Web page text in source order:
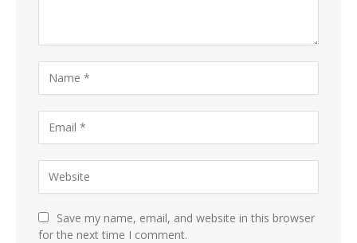
Save my name, email, and website in this browser
for the next time I comment.